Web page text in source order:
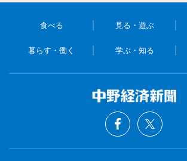
食べる 見る・遊ぶ
暮らす・働く 学ぶ・知る